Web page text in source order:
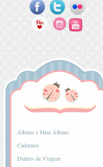
Álbuns e Mini Álbuns
Cadernos
Diários de Viagem